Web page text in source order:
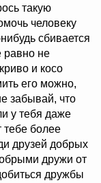
такую
человеку
сбивается
равно не
и косо
его можно,
забывай, что
у тебя даже
тебе более
друзей добрых
дружи от
дружбы